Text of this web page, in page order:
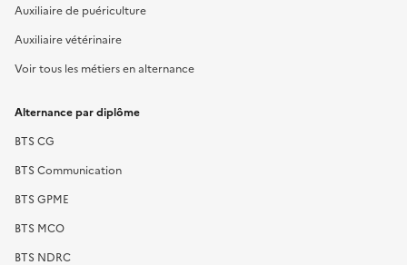
Auxiliaire de puériculture
Auxiliaire vétérinaire
Voir tous les métiers en alternance
Alternance par diplôme
BTS CG
BTS Communication
BTS GPME
BTS MCO
BTS NDRC